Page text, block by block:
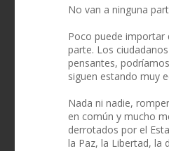
No van a ninguna
Poco puede importar
parte. Los
pensantes,
siguen estando muy
Nada ni nadie,
en común y mucho
derrotados por el
la Paz, la Libertad, la